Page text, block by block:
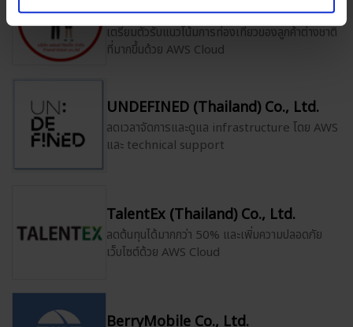
Ltd.
เตรียมตัวรับแนวโน้มการท่องเที่ยวของลูกค้าต่างชาติ
ที่มากขึ้นด้วย AWS Cloud
UNDEFINED (Thailand) Co., Ltd.
ลดเวลาจัดการและดูแล infrastructure โดย AWS
และ technical support
TalentEx (Thailand) Co., Ltd.
ลดต้นทุนได้มากกว่า 50% และเพิ่มความปลอดภัย
เว็บไซต์ด้วย AWS Cloud
BerryMobile Co., Ltd.